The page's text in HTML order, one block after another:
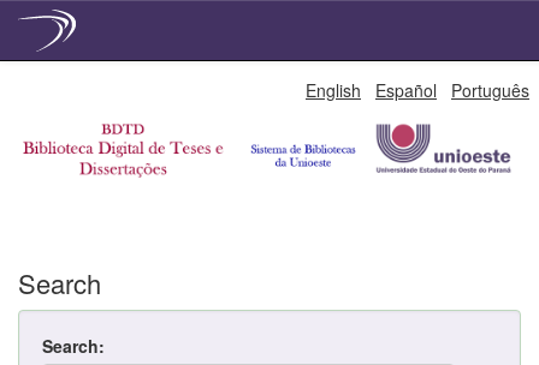
English Español Português
Search
Search: